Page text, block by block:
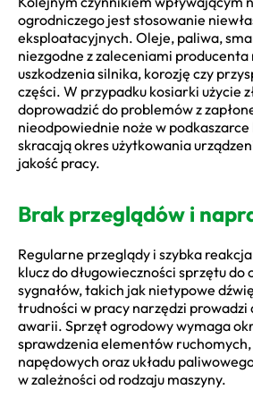
ogrodniczego jest stosowanie
eksploatacyjnych. Oleje, paliwa,
niezgodne z zaleceniami
uszkodzenia silnika, korozję czy
części. W przypadku kosiarki użycie
doprowadzić do problemów z
nieodpowiednie noże w
skracają okres użytkowania
jakość pracy.
Brak przeglądów i
Regularne przeglądy i szybka
klucz do długowieczności sprzętu
sygnałów, takich jak nietypowe
trudności w pracy narzędzi prowadzi
awarii. Sprzęt ogrodowy wymaga
sprawdzenia elementów
napędowych oraz układu
w zależności od rodzaju maszyny.